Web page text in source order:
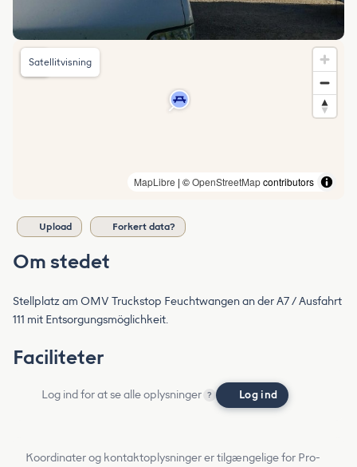
MapLibre | ©OpenStreetMapcontributors
Satellitvisning
Upload Forkert data?
Om stedet
Stellplatz am OMV Truckstop Feuchtwangen an der A7 / Ausfahrt
111 mit Entsorgungsmöglichkeit.
Faciliteter
Log ind for at se alle oplysninger ? Log ind
Koordinater og kontaktoplysninger er tilgængelige for Pro-